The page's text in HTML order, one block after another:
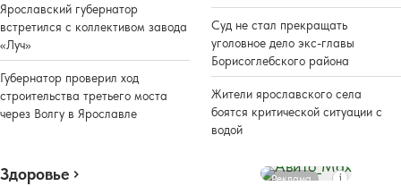
Ярославский губернатор
встретился с коллективом завода
«Луч»
Губернатор проверил ход
строительства третьего моста
через Волгу в Ярославле
Суд не стал прекращать
уголовное дело экс-главы
Борисоглебского района
Жители ярославского села
боятся критической ситуации с
водой
Здоровье Реклама